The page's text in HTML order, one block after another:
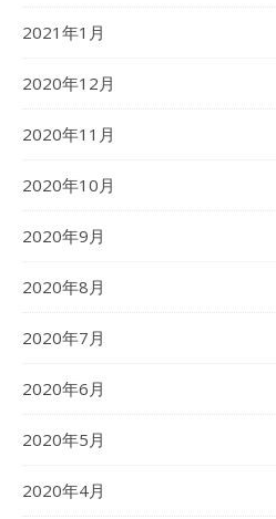
2021年1月
2020年12月
2020年11月
2020年10月
2020年9月
2020年8月
2020年7月
2020年6月
2020年5月
2020年4月